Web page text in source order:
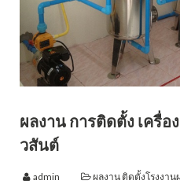
ผลงาน การติดตั้ง เครื่อ
วสันต์
admin ผลงาน ติดตั้งโรงงา